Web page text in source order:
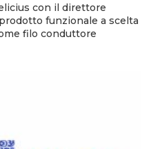
con il direttore
funzionale a scelta
filo conduttore